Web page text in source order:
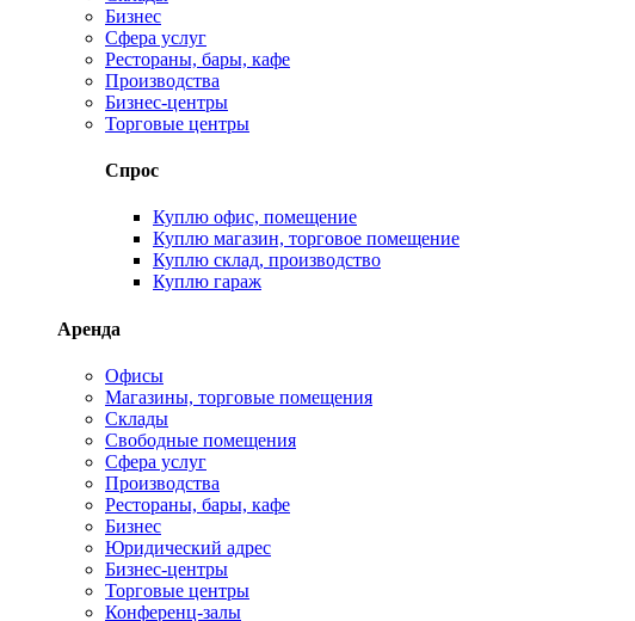
Бизнес
Сфера услуг
Рестораны, бары, кафе
Производства
Бизнес-центры
Торговые центры
Спрос
Куплю офис, помещение
Куплю магазин, торговое помещение
Куплю склад, производство
Куплю гараж
Аренда
Офисы
Магазины, торговые помещения
Склады
Свободные помещения
Сфера услуг
Производства
Рестораны, бары, кафе
Бизнес
Юридический адрес
Бизнес-центры
Торговые центры
Конференц-залы